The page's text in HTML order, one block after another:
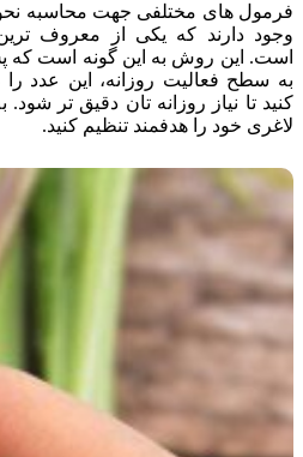
فرمول های مختلفی جهت محاسبه
وجود دارند که یکی از معروف
به سطح فعالیت روزانه، این عدد
کنید تا نیاز روزانه تان دقیق تر شود.
لاغری خود را هدفمند تنظیم کنید.